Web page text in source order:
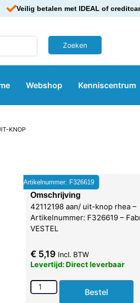
Veilig betalen met IDEAL of
Webshop Kenniscentrum
KNOP
Artikelnummer: F326619
Omschrijving
42112198 aan/ uit-knop rhea –
Artikelnummer: F326619 –
VESTEL
€ 5,19 Incl. BTW
Levertijd: Direct leverbaar
Bestel